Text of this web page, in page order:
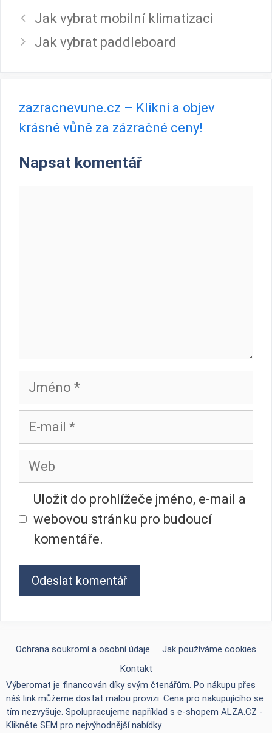
Jak vybrat mobilní klimatizaci
Jak vybrat paddleboard
zazracnevune.cz – Klikni a objev
krásné vůně za zázračné ceny!
Napsat komentář
Jméno
E-
mail
Web
Uložit do prohlížeče jméno, e-mail a
webovou stránku pro budoucí
komentáře.
Ochrana soukromí a osobní údaje
Jak používáme cookies
Kontakt
Výberomat je financován díky svým čtenářům. Po nákupu přes
náš link můžeme dostat malou provizi. Cena pro nakupujícího se
tím nezvyšuje. Spolupracujeme například s e-shopem ALZA.CZ -
Klikněte SEM pro nejvýhodnější nabídky.